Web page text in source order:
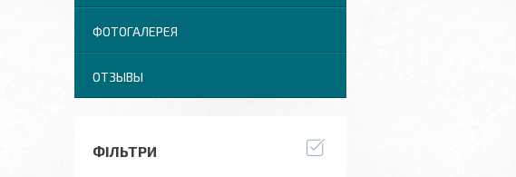
ФОТОГАЛЕРЕЯ
ОТЗЫВЫ
ФІЛЬТРИ